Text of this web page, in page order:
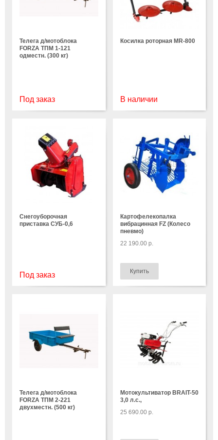
Телега д/мотоблока
FORZA ТПМ 1-121
одместн. (300 кг)
Под заказ
Косилка роторная MR-800
В наличии
Снегоуборочная
приставка СУБ-0,6
Под заказ
Картофелекопалка
вибрацинная FZ (Колесо
пневмо)
22 190.00 р.
Телега д/мотоблока
FORZA ТПМ 2-221
двухместн. (500 кг)
Мотокультиватор BRAIT-50
3,0 л.с.,
25 690.00 р.